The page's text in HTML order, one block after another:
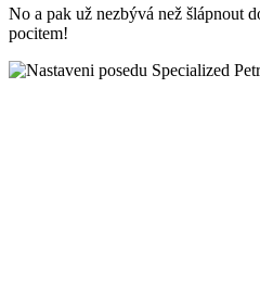
No a pak už nezbývá než šlápnout
pocitem!